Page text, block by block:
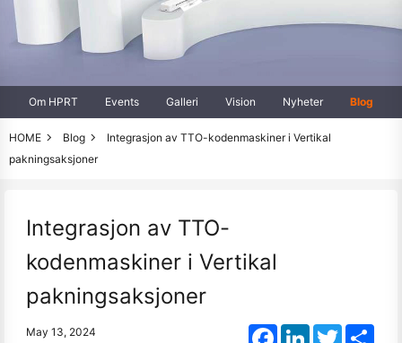
Om HPRT Events Galleri Vision Nyheter Blog
HOME Blog
Integrasjon av TTO-kodenmaskiner i Vertikal
pakningsaksjoner
Integrasjon av TTO-
kodenmaskiner i Vertikal
pakningsaksjoner
May 13, 2024 FacebookLinkedInTwitter